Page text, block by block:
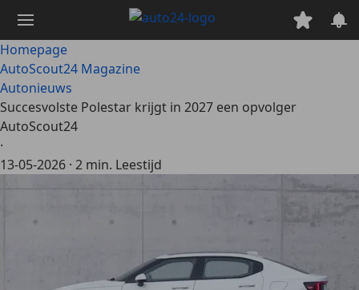
naar
hoofdinhoud
Homepage
AutoScout24 Magazine
Autonieuws
Succesvolste Polestar krijgt in 2027 een opvolger
AutoScout24
·
13-05-2026 · 2 min. Leestijd